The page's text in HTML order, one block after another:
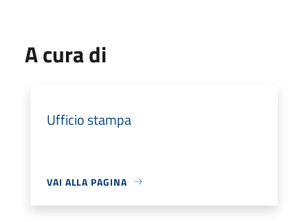
A cura di
Ufficio stampa
VAI ALLA PAGINA